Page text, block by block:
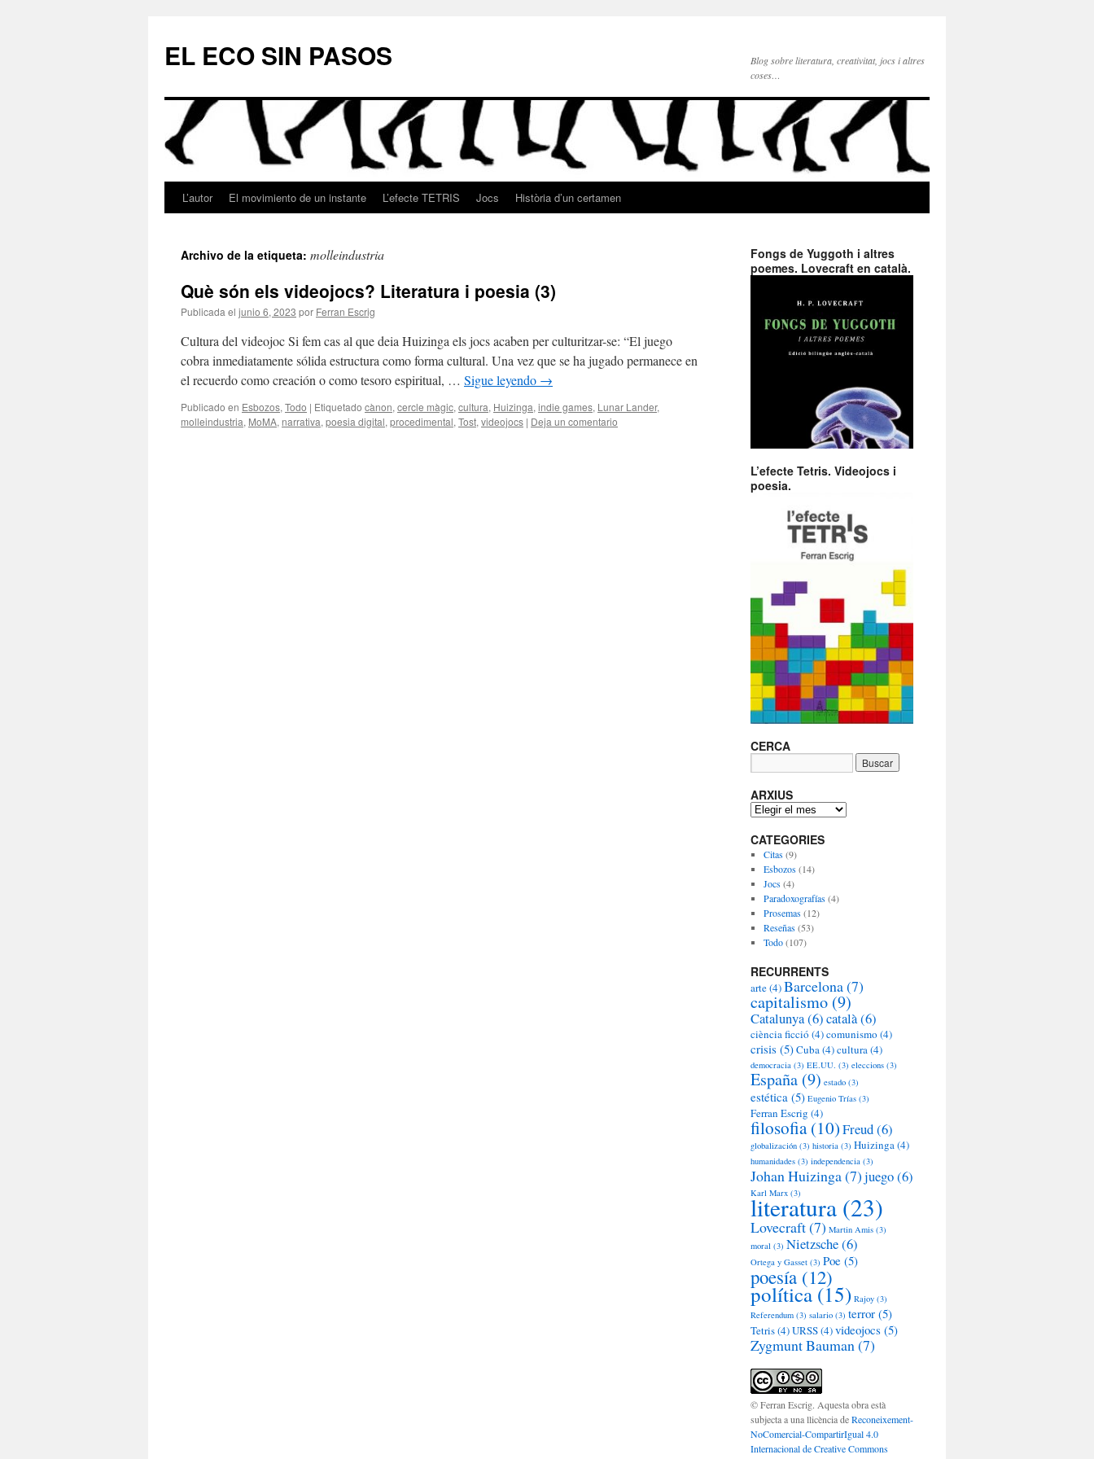
contenido
EL ECO SIN PASOS
Blog sobre literatura, creativitat, jocs i altres
coses…
L’autor El movimiento de un instante L’efecte TETRIS Jocs Història d’un certamen
Archivo de la etiqueta: molleindustria
Què són els videojocs? Literatura i poesia (3)
Publicada el junio 6, 2023 por Ferran Escrig
Cultura del videojoc Si fem cas al que deia Huizinga els jocs acaben per culturitzar-se: “El juego
cobra inmediatamente sólida estructura como forma cultural. Una vez que se ha jugado permanece en
el recuerdo como creación o como tesoro espiritual, … Sigue leyendo →
Publicado en Esbozos, Todo | Etiquetado cànon, cercle màgic, cultura, Huizinga, indie games, Lunar Lander,
molleindustria, MoMA, narrativa, poesia digital, procedimental, Tost, videojocs | Deja un comentario
Fongs de Yuggoth i altres
poemes. Lovecraft en català.
L’efecte Tetris. Videojocs i
poesia.
CERCA
ARXIUS
A
X
I
U
S
CATEGORIES
Citas(9)
Esbozos(14)
Jocs(4)
Paradoxografías(4)
Prosemas(12)
Reseñas(53)
Todo(107)
RECURRENTS
arte(4)Barcelona(7)
capitalismo (9)
Catalunya(6)català(6)
ciència ficció (4)comunismo (4)
crisis (5)Cuba(4)cultura(4)
democracia (3) EE.UU. (3) eleccions (3)
España (9) estado (3)
estética (5) Eugenio Trías (3)
Ferran Escrig (4)
filosofia(10)Freud(6)
globalización (3) historia (3) Huizinga(4)
humanidades (3) independencia (3)
Johan Huizinga(7)juego(6)
Karl Marx (3)
literatura (23)
Lovecraft(7) Martin Amis (3)
moral (3) Nietzsche(6)
Ortega y Gasset (3) Poe (5)
poesía (12)
política (15) Rajoy (3)
Referendum (3) salario (3) terror (5)
Tetris(4)URSS(4)videojocs (5)
Zygmunt Bauman(7)
© Ferran Escrig. Aquesta obra està
subjecta a una llicència deReconeixement-
NoComercial-CompartirIgual 4.0
Internacional de Creative Commons